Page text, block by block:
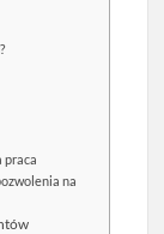
praca
na